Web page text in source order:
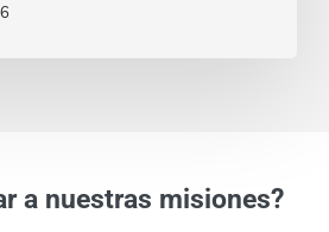
a nuestras misiones?